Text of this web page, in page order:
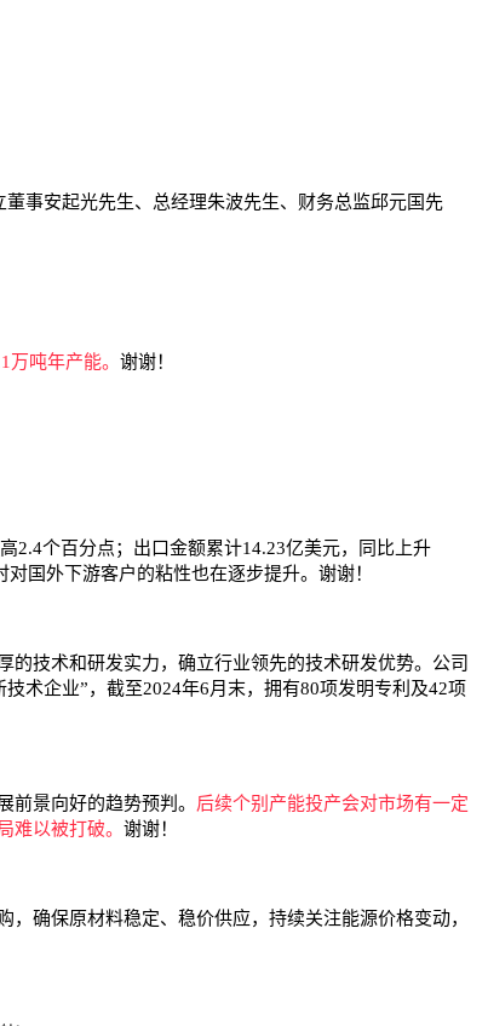
事安起光先生、总经理朱波先生、财务总监邱元国先
吨年产能。 谢谢！
个百分点；出口金额累计14.23亿美元，同比上升
国外下游客户的粘性也在逐步提升。谢谢！
技术和研发实力，确立行业领先的技术研发优势。公司
术企业”，截至2024年6月末，拥有80项发明专利及42项
景向好的趋势预判。 后续个别产能投产会对市场有一定
难以被打破。 谢谢！
确保原材料稳定、稳价供应，持续关注能源价格变动，